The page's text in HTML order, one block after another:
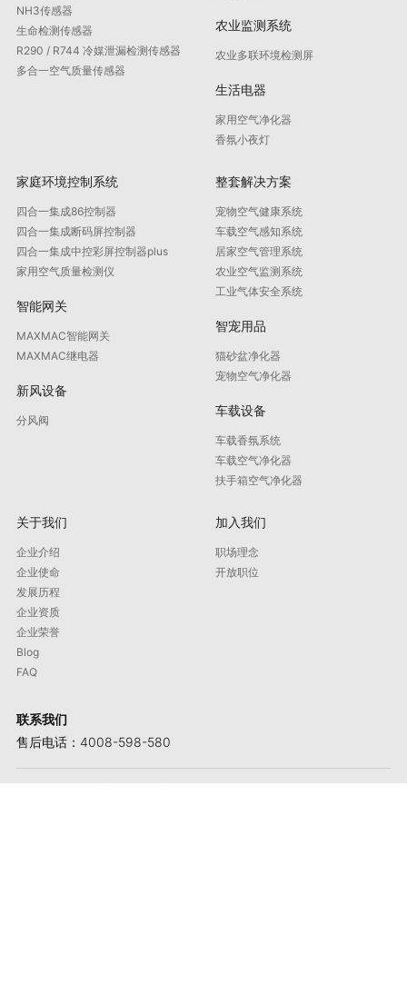
NH3传感器
生命检测传感器
R290 / R744 冷媒泄漏检测传感器
多合一空气质量传感器
农业监测系统
农业多联环境检测屏
生活电器
家用空气净化器
香氛小夜灯
家庭环境控制系统
四合一集成86控制器
四合一集成断码屏控制器
四合一集成中控彩屏控制器plus
家用空气质量检测仪
智能网关
MAXMAC智能网关
MAXMAC继电器
新风设备
分风阀
整套解决方案
宠物空气健康系统
车载空气感知系统
居家空气管理系统
农业空气监测系统
工业气体安全系统
智宠用品
猫砂盆净化器
宠物空气净化器
车载设备
车载香氛系统
车载空气净化器
扶手箱空气净化器
关于我们
企业介绍
企业使命
发展历程
企业资质
企业荣誉
Blog
FAQ
加入我们
职场理念
开放职位
联系我们
售后电话：4008-598-580